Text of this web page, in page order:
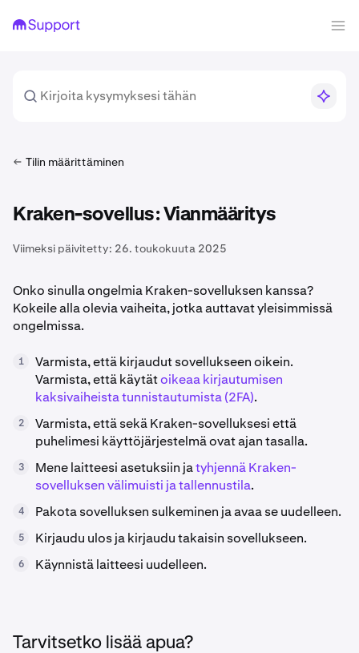
Tilin määrittäminen
Kraken-sovellus: Vianmääritys
Viimeksi päivitetty: 26. toukokuuta 2025
Onko sinulla ongelmia Kraken-sovelluksen kanssa?
Kokeile alla olevia vaiheita, jotka auttavat yleisimmissä
ongelmissa.
1
Varmista, että kirjaudut sovellukseen oikein.
Varmista, että käytätoikeaa kirjautumisen
kaksivaiheista tunnistautumista (2FA).
2
Varmista, että sekä Kraken-sovelluksesi että
puhelimesi käyttöjärjestelmä ovat ajan tasalla.
3 Mene laitteesi asetuksiin jatyhjennä Kraken-
sovelluksen välimuisti ja tallennustila.
4 Pakota sovelluksen sulkeminen ja avaa se uudelleen.
5 Kirjaudu ulos ja kirjaudu takaisin sovellukseen.
6 Käynnistä laitteesi uudelleen.
Tarvitsetko lisää apua?